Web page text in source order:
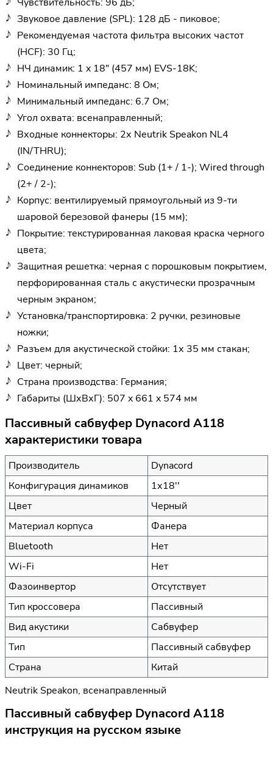
Звуковое давление (SPL): 128 дБ - пиковое;
Рекомендуемая частота фильтра высоких частот
(HCF): 30 Гц;
НЧ динамик: 1 x 18" (457 мм) EVS-18K;
Номинальный импеданс: 8 Ом;
Минимальный импеданс: 6.7 Ом;
Угол охвата: всенаправленный;
Входные коннекторы: 2х Neutrik Speakon NL4
(IN/THRU);
Соединение коннекторов: Sub (1+ / 1-); Wired through
(2+ / 2-);
Корпус: вентилируемый прямоугольный из 9-ти
шаровой березовой фанеры (15 мм);
Покрытие: текстурированная лаковая краска черного
цвета;
Защитная решетка: черная с порошковым покрытием,
перфорированная сталь с акустически прозрачным
черным экраном;
Установка/транспортировка: 2 ручки, резиновые
ножки;
Разъем для акустической стойки: 1х 35 мм стакан;
Цвет: черный;
Страна производства: Германия;
Габариты (ШхВхГ): 507 x 661 x 574 мм
Пассивный сабвуфер Dynacord A118
характеристики товара
Производитель
Dynacord
Конфигурация динамиков
1х18''
Цвет
Черный
Материал корпуса
Фанера
Bluetooth
Нет
Wi-Fi
Нет
Фазоинвертор
Отсутствует
Тип кроссовера
Пассивный
Вид акустики
Сабвуфер
Тип
Пассивный сабвуфер
Страна
Китай
Neutrik Speakon, всенаправленный
Пассивный сабвуфер Dynacord A118
инструкция на русском языке